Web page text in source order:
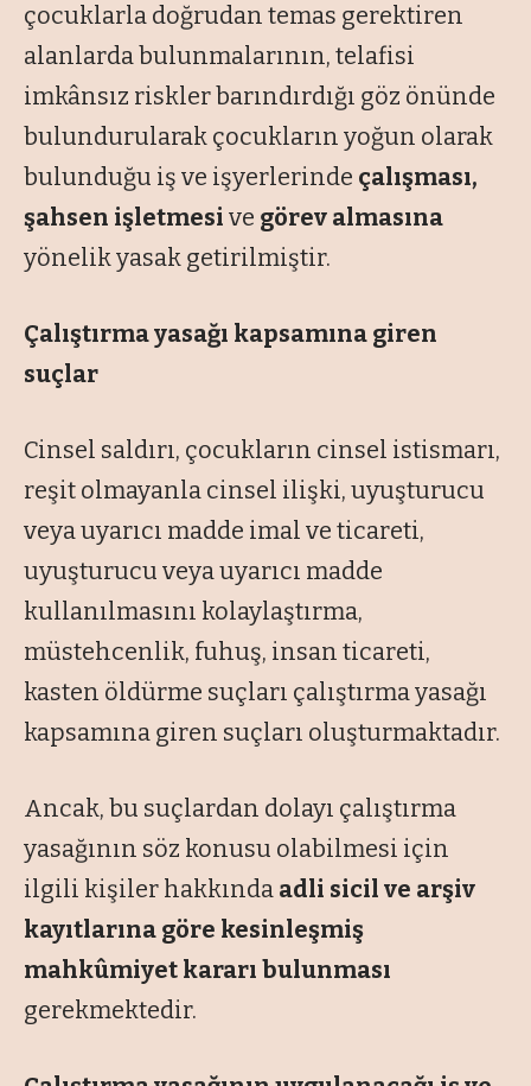
çocuklarla doğrudan temas gerektiren
alanlarda bulunmalarının, telafisi
imkânsız riskler barındırdığı göz önünde
bulundurularak çocukların yoğun olarak
bulunduğu iş ve işyerlerinde çalışması,
şahsen işletmesi ve görev almasına
yönelik yasak getirilmiştir.
Çalıştırma yasağı kapsamına giren
suçlar
Cinsel saldırı, çocukların cinsel istismarı,
reşit olmayanla cinsel ilişki, uyuşturucu
veya uyarıcı madde imal ve ticareti,
uyuşturucu veya uyarıcı madde
kullanılmasını kolaylaştırma,
müstehcenlik, fuhuş, insan ticareti,
kasten öldürme suçları çalıştırma yasağı
kapsamına giren suçları oluşturmaktadır.
Ancak, bu suçlardan dolayı çalıştırma
yasağının söz konusu olabilmesi için
ilgili kişiler hakkında adli sicil ve arşiv
kayıtlarına göre kesinleşmiş
mahkûmiyet kararı bulunması
gerekmektedir.